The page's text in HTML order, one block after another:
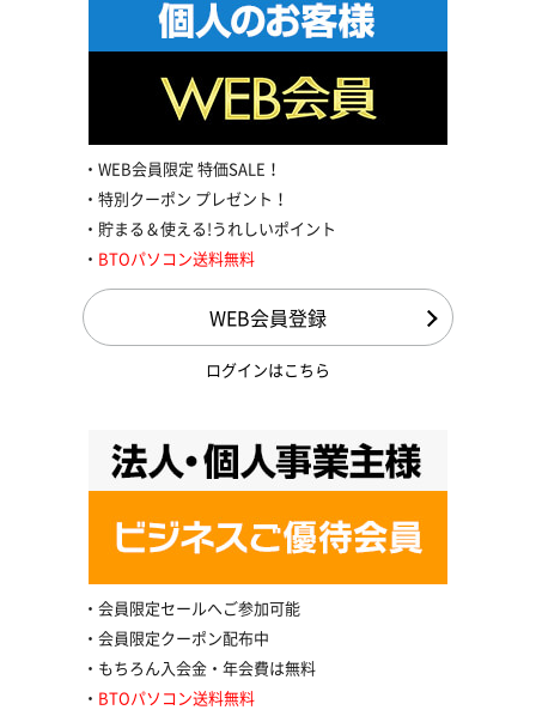
WEB会員限定 特価SALE！
特別クーポン プレゼント！
貯まる＆使える!うれしいポイント
BTOパソコン送料無料
WEB会員登録
ログインはこちら
会員限定セールへご参加可能
会員限定クーポン配布中
もちろん入会金・年会費は無料
BTOパソコン送料無料